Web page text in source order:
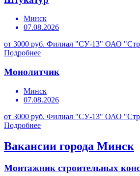
Минск
07.08.2026
от 3000 руб. Филиал "СУ-13" ОАО
Подробнее
Монолитчик
Минск
07.08.2026
от 3000 руб. Филиал "СУ-13" ОАО
Подробнее
Вакансии города Минск
Монтажник строительных